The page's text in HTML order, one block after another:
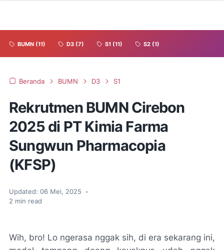
BUMN (11) D3 (7) S1 (11) S2 (1)
Beranda BUMN D3 S1
Rekrutmen BUMN Cirebon
2025 di PT Kimia Farma
Sungwun Pharmacopia
(KFSP)
Updated: 06 Mei, 2025
•
2 min read
Wih, bro! Lo ngerasa nggak sih, di era sekarang ini,